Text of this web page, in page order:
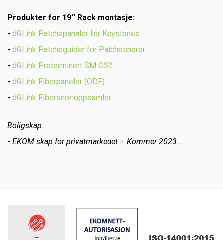
Produkter for 19’’ Rack montasje:
- dGLink Patchepanaler for Keystones
- dGLink Patcheguider for Patchesnorer
- dGLink Preterminert SM OS2
- dGLink Fiberpaneler (ODF)
- dGLink Fibersnor oppsamler
Boligskap:
- EKOM skap for privatmarkedet – Kommer 2023…